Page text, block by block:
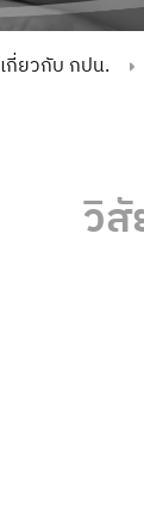
เกี่ยวกับ กปน.
วิ